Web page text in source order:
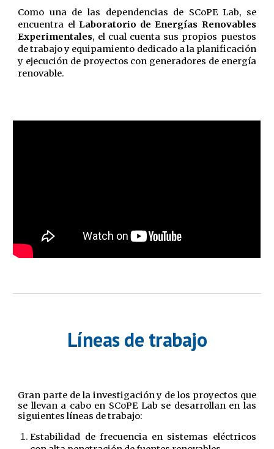
Como una de las dependencias de SCoPE Lab, se
encuentra el Laboratorio de Energías Renovables
Experimentales, el cual cuenta sus propios puestos
de trabajo y equipamiento dedicado a la planificación
y ejecución de proyectos con generadores de energía
renovable.
Líneas de trabajo
Gran parte de la investigación y de los proyectos que
se llevan a cabo en SCoPE Lab se desarrollan en las
siguientes líneas de trabajo:
Estabilidad de frecuencia en sistemas eléctricos